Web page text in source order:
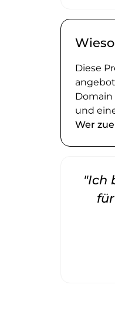
Diese
Domain
und
Wer
"Ich